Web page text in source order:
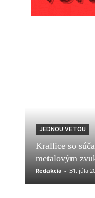
JEDNOU VETOU
Krallice so
metalovým
Redakcia - 31. júla